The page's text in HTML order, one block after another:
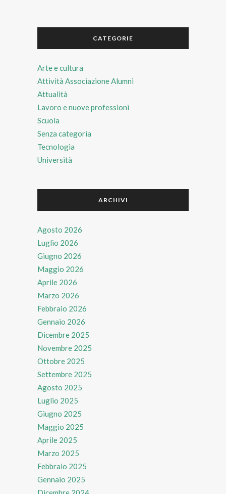
CATEGORIE
Arte e cultura
Attività Associazione Alumni
Attualità
Lavoro e nuove professioni
Scuola
Senza categoria
Tecnologia
Università
ARCHIVI
Agosto 2026
Luglio 2026
Giugno 2026
Maggio 2026
Aprile 2026
Marzo 2026
Febbraio 2026
Gennaio 2026
Dicembre 2025
Novembre 2025
Ottobre 2025
Settembre 2025
Agosto 2025
Luglio 2025
Giugno 2025
Maggio 2025
Aprile 2025
Marzo 2025
Febbraio 2025
Gennaio 2025